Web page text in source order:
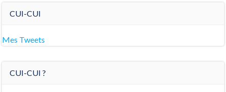
CUI-CUI
Mes Tweets
CUI-CUI ?